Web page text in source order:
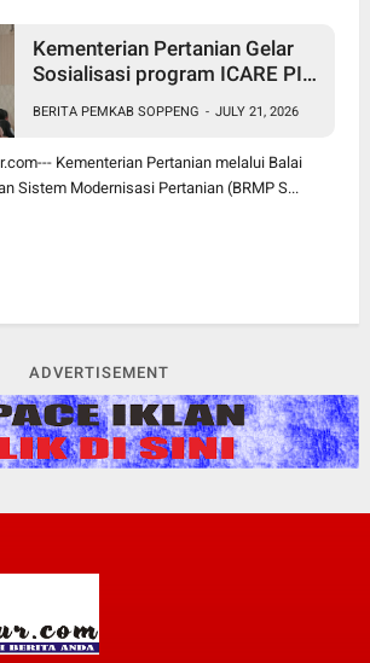
Kementerian Pertanian Gelar
Sosialisasi program ICARE PIU
BERITA PEMKAB SOPPENG - JULY 21, 2026
Kementerian Pertanian melalui Balai
Sistem Modernisasi Pertanian (BRMP S...
ADVERTISEMENT